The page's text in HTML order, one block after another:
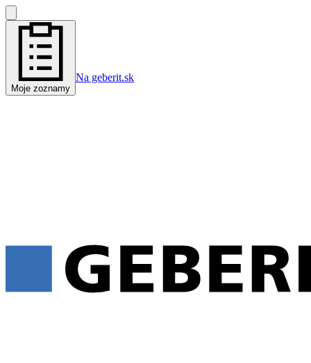
Moje zoznamy
Na geberit.sk